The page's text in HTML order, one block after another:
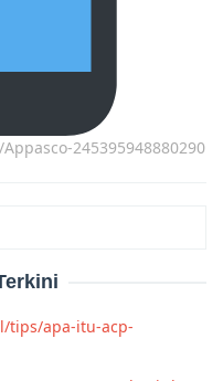
245395948880290
tips/apa-itu-acp-